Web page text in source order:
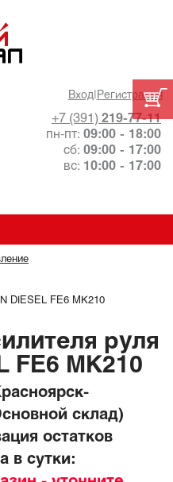
Вход| Регистрация
+7 (391) 219-77-11
пн-пт: 09:00 - 18:00
сб: 09:00 - 17:00
вс: 10:00 - 17:00
DIESEL FE6 MK210
руля
FE6 MK210
склад)
остатков
в сутки: